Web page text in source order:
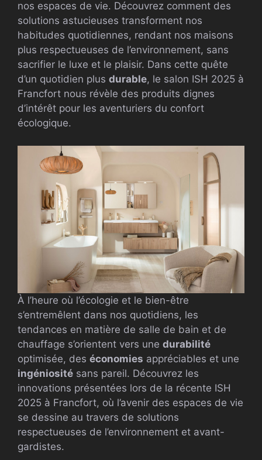
nos espaces de vie. Découvrez comment des
solutions astucieuses transforment nos
habitudes quotidiennes, rendant nos maisons
plus respectueuses de l’environnement, sans
sacrifier le luxe et le plaisir. Dans cette quête
d’un quotidien plus durable, le salon ISH 2025 à
Francfort nous révèle des produits dignes
d’intérêt pour les aventuriers du confort
écologique.
À l’heure où l’écologie et le bien-être
s’entremêlent dans nos quotidiens, les
tendances en matière de salle de bain et de
chauffage s’orientent vers une durabilité
optimisée, des économies appréciables et une
ingéniosité sans pareil. Découvrez les
innovations présentées lors de la récente ISH
2025 à Francfort, où l’avenir des espaces de vie
se dessine au travers de solutions
respectueuses de l’environnement et avant-
gardistes.